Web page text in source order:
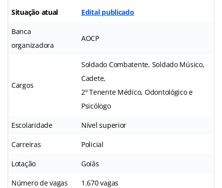
Situação atual Edital publicado
Banca
organizadora
AOCP
Cargos
Soldado Combatente, Soldado Músico,
Cadete,
2º Tenente Médico, Odontológico e
Psicólogo
Escolaridade Nível superior
Carreiras Policial
Lotação Goiás
Número de vagas 1.670 vagas